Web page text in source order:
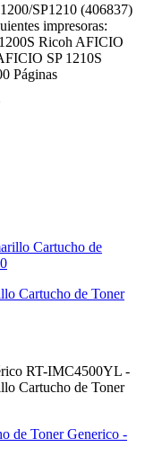
SP1210 (406837)
impresoras:
Ricoh AFICIO
SP 1210S
Páginas
Cartucho de Toner
RT-IMC4500YL -
Cartucho de Toner